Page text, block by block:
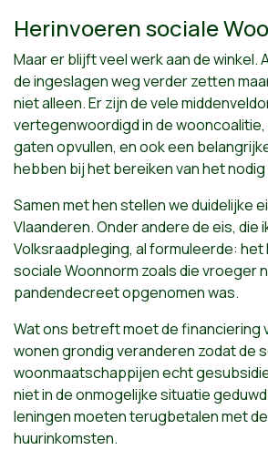
Herinvoeren sociale
Maar er blijft veel werk aan de winkel.
de ingeslagen weg verder zetten
niet alleen. Er zijn de vele
vertegenwoordigd in de wooncoalitie
gaten opvullen, en ook een
hebben bij het bereiken van het
Samen met hen stellen we duidelijke
Vlaanderen. Onder andere de eis, die
Volksraadpleging, al formuleerde: het
sociale Woonnorm zoals die vroeger
pandendecreet opgenomen was.
Wat ons betreft moetde financiering
wonen grondig veranderen zodat de
woonmaatschappijen echt
niet in de onmogelijke situatie
leningen moeten terugbetalen met
huurinkomsten.